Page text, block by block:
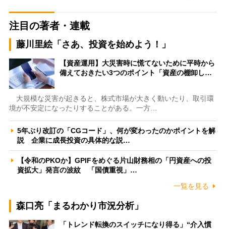
注目の著者・連載
藤川里絵「さあ、投資を始めよう！」
【資産運用】大災害時に慌てないために平時から
備えておきたい3つのポイント「資産の棚卸し…
大規模な災害が起きると、株式市場が大きく動いたり、取引環
境が不安定になったりすることがある。一方…
5年ぶり改訂の「CGコード」、何が変わったのかポイントを解
説 企業に成長投資の具体的な説…
【令和のPKOか】GPIFをめぐる片山財務相の「円資産への投
資拡大」発言の波紋 「国債重視」…
一覧を見る
森口亮「まるわかり市況分析」
「トレンド転換のスイッチになり得る」“介入慣